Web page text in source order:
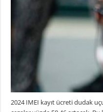
2024 IMEI kayıt ücreti dudak